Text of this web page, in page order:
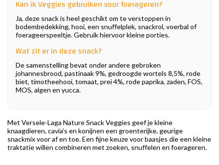
Kan ik Veggies gebruiken voor foerageren?
Ja, deze snack is heel geschikt om te verstoppen in
bodembedekking, hooi, een snuffelplek, snackrol, voerbal of
foerageerspeeltje. Gebruik hiervoor kleine porties.
Wat zit er in deze snack?
De samenstelling bevat onder andere gebroken
johannesbrood, pastinaak 9%, gedroogde wortels 8,5%, rode
biet, timotheehooi, tomaat, prei 4%, rode paprika, zaden, FOS,
MOS, algen en yucca.
Met Versele-Laga Nature Snack Veggies geef je kleine
knaagdieren, cavia’s en konijnen een groenterijke, geurige
snackmix voor af en toe. Een fijne keuze voor baasjes die een kleine
traktatie willen combineren met zoeken, snuffelen en foerageren.